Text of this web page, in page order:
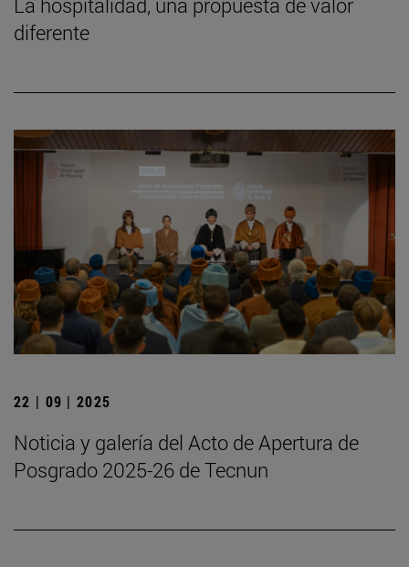
diferente
22 | 09 | 2025
Noticia y galería del Acto de Apertura de
Posgrado 2025-26 de Tecnun